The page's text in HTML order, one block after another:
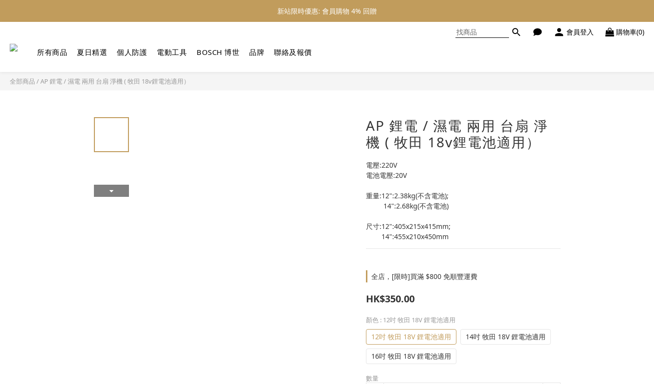
新站限時優惠: 會員購物 4% 回贈
新站限時優惠: 會員購物 4% 回贈
新站限時優惠: 會員購物 4% 回贈
會員登入 購物車(0)
所有商品 夏日精選 個人防護 電動工具 BOSCH 博世 品牌 聯絡及報價
全部商品 /AP 鋰電 / 濕電 兩用 台扇 淨機 ( 牧田 18v鋰電池適用）
AP 鋰電 / 濕電 兩用 台扇 淨
機 ( 牧田 18v鋰電池適用）
電壓:220V
電池電壓:20V
重量:12":2.38kg(不含電池);
         14":2.68kg(不含電池)
尺寸:12":405x215x415mm;
        14":455x210x450mm
全店，[限時]買滿 $800 免順豐運費
HK$350.00
顏色 : 12吋 牧田 18V 鋰電池適用
12吋 牧田 18V 鋰電池適用 14吋 牧田 18V 鋰電池適用
16吋 牧田 18V 鋰電池適用
數量